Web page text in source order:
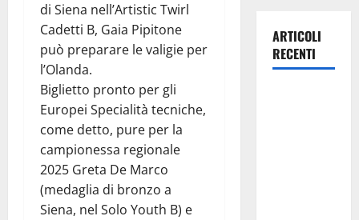
di Siena nell’Artistic Twirl
Cadetti B, Gaia Pipitone
può preparare le valigie per
l’Olanda.
Biglietto pronto per gli
Europei Specialità tecniche,
come detto, pure per la
campionessa regionale
2025 Greta De Marco
(medaglia di bronzo a
Siena, nel Solo Youth B) e
ARTICOLI
RECENTI